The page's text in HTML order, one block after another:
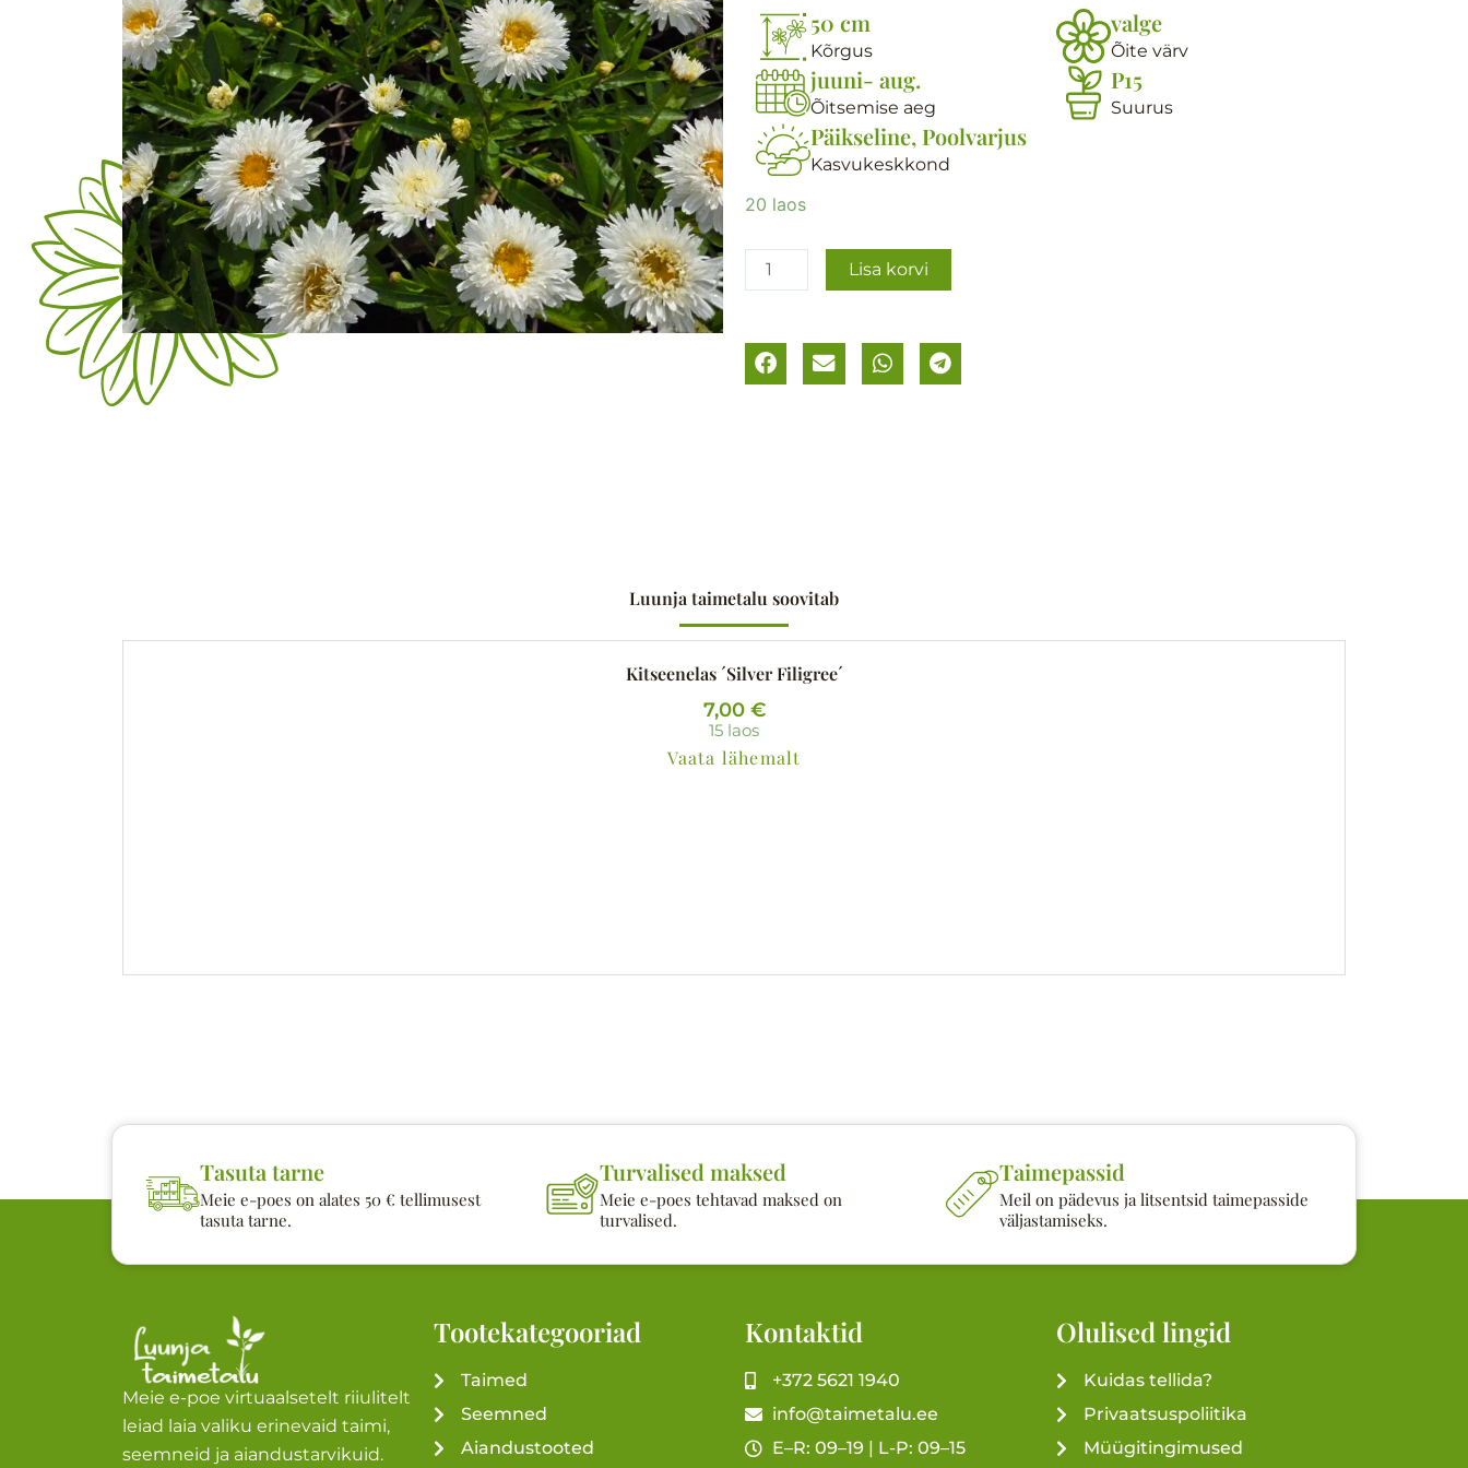
50 cm
Kõrgus
juuni- aug.
Õitsemise aeg
Päikseline, Poolvarjus
Kasvukeskkond
valge
Õite värv
P15
Suurus
20 laos
Suureõieline
´Sweet
Daisy
´
kogus
Lisa korvi
Luunja taimetalu soovitab
Kitseenelas ´Silver Filigree´
7,00 €
15 laos
Vaata lähemalt
Tasuta tarne
Meie e-poes on alates 50 € tellimusest
tasuta tarne.
Turvalised maksed
Meie e-poes tehtavad maksed on
turvalised.
Taimepassid
Meil on pädevus ja litsentsid taimepasside
väljastamiseks.
Meie e-poe virtuaalsetelt riiulitelt
leiad laia valiku erinevaid taimi,
seemneid ja aiandustarvikuid.
Tootekategooriad
Taimed
Seemned
Aiandustooted
Kontaktid
+372 5621 1940
info@taimetalu.ee
E–R: 09–19 | L-P: 09–15
Olulised lingid
Kuidas tellida?
Privaatsuspoliitika
Müügitingimused